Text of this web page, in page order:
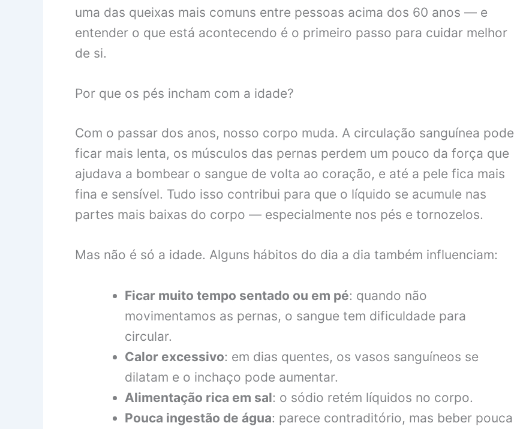
uma das queixas mais comuns entre pessoas acima dos 60 anos — e
entender o que está acontecendo é o primeiro passo para cuidar melhor
de si.
Por que os pés incham com a idade?
Com o passar dos anos, nosso corpo muda. A circulação sanguínea pode
ficar mais lenta, os músculos das pernas perdem um pouco da força que
ajudava a bombear o sangue de volta ao coração, e até a pele fica mais
fina e sensível. Tudo isso contribui para que o líquido se acumule nas
partes mais baixas do corpo — especialmente nos pés e tornozelos.
Mas não é só a idade. Alguns hábitos do dia a dia também influenciam:
Ficar muito tempo sentado ou em pé: quando não
movimentamos as pernas, o sangue tem dificuldade para
circular.
Calor excessivo: em dias quentes, os vasos sanguíneos se
dilatam e o inchaço pode aumentar.
Alimentação rica em sal: o sódio retém líquidos no corpo.
Pouca ingestão de água: parece contraditório, mas beber pouca